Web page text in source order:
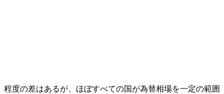
程度の差はあるが、ほぼすべての国が為替相場を一定の範囲